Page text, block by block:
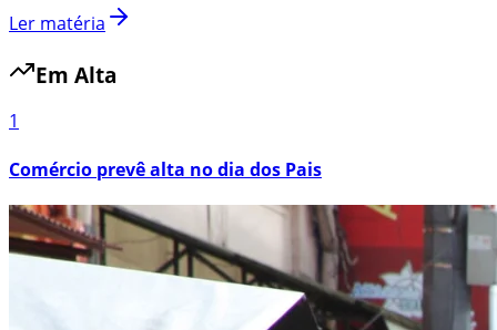
Ler matéria
Em Alta
1
Comércio prevê alta no dia dos Pais